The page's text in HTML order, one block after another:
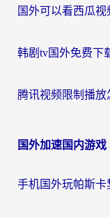
国外加速国内游戏